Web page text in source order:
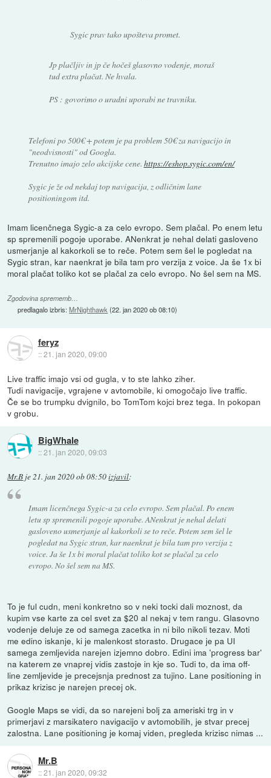
Sygic prav tako upošteva promet.
Jp plačljiv in jp če hočeš glasovno vodenje, moraš
tud extra plačat. Ne hvala.
PS : govorimo o uradni uporabi ne travniku.
Telefoni po 500€ + potem je pa problem 50€ za navigacijo in
"neodvisnosti" od Googla.
Trenutno imajo zelo akcijske cene. https://eshop.sygic.com/en/
Sygic je že od nekdaj top navigacija, z odličnim lane
positioningom itd.
Imam licenčnega Sygic-a za celo evropo. Sem plačal. Po enem letu
sp spremenili pogoje uporabe. ANenkrat je nehal delati gasloveno
usmerjanje al kakorkoli se to reče. Potem sem šel le pogledat na
Sygic stran, kar naenkrat je bila tam pro verzija z voice. Ja še 1x bi
moral plačat toliko kot se plačal za celo evropo. No šel sem na MS.
Zgodovina sprememb…
predlagalo izbris:MrNighthawk (22. jan 2020 ob 08:10)
feryz
::21. jan 2020, 09:00
Live traffic imajo vsi od gugla, v to ste lahko ziher.
Tudi navigacije, vgrajene v avtomobile, ki omogočajo live traffic.
Če se bo trumpku dvignilo, bo TomTom kojci brez tega. In pokopan
v grobu.
BigWhale
::21. jan 2020, 09:03
Mr.B je21. jan 2020 ob 08:50izjavil:
Imam licenčnega Sygic-a za celo evropo. Sem plačal. Po enem
letu sp spremenili pogoje uporabe. ANenkrat je nehal delati
gasloveno usmerjanje al kakorkoli se to reče. Potem sem šel le
pogledat na Sygic stran, kar naenkrat je bila tam pro verzija z
voice. Ja še 1x bi moral plačat toliko kot se plačal za celo
evropo. No šel sem na MS.
To je ful cudn, meni konkretno so v neki tocki dali moznost, da
kupim vse karte za cel svet za $20 al nekaj v tem rangu. Glasovno
vodenje deluje ze od samega zacetka in ni bilo nikoli tezav. Moti
me edino iskanje, ki je malenkost storasto. Drugace je pa UI
samega zemljevida narejen izjemno dobro. Edini ima 'progress bar'
na katerem ze vnaprej vidis zastoje in kje so. Tudi to, da ima off-
line zemljevide je precejsnja prednost za tujino. Lane positioning in
prikaz krizisc je narejen precej ok.
Google Maps se vidi, da so narejeni bolj za ameriski trg in v
primerjavi z marsikatero navigacijo v avtomobilih, je stvar precej
zalostna. Lane positioning je komaj viden, pregleda krizisc nimas ...
Mr.B
::21. jan 2020, 09:32